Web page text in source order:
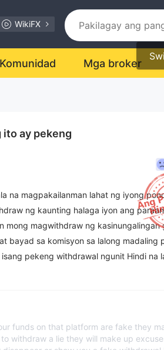
WikiFX
Komunidad Mga broker
ito ay pekeng
na magpakailanman lahat ng iyong
ng kaunting halaga iyon ang
mong magwithdraw ng kasinungalingan
bayad sa komisyon sa lalong madaling
pekeng withdrawal ngunit Hindi na
funds on that platform are fake they
withdraw a lie they will make up